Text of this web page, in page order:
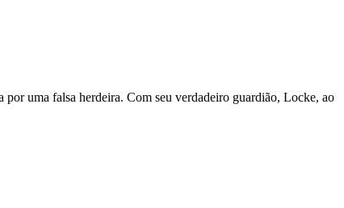
uma falsa herdeira. Com seu verdadeiro guardião, Locke, ao